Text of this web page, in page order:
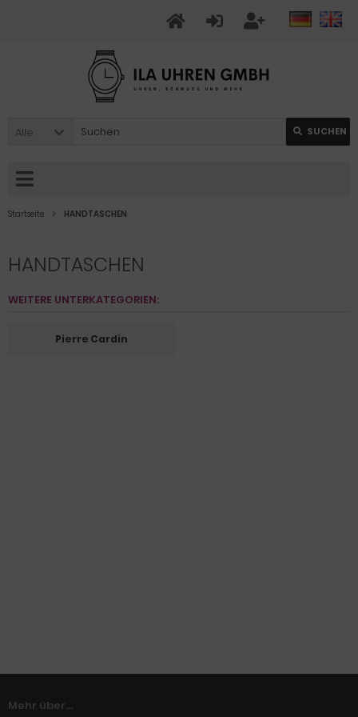
Alle SUCHEN
Startseite HANDTASCHEN
HANDTASCHEN
WEITERE UNTERKATEGORIEN:
Pierre Cardin
Mehr über...